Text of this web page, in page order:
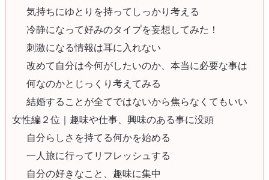
気持ちにゆとりを持ってしっかり考える
冷静になって好みのタイプを妄想してみた！
刺激になる情報は耳に入れない
改めて自分は今何がしたいのか、本当に必要な事は
何なのかとじっくり考えてみる
結婚することが全てではないから焦らなくてもいい
女性編２位｜趣味や仕事、興味のある事に没頭
自分らしさを持てる何かを始める
一人旅に行ってリフレッシュする
自分の好きなこと、趣味に集中